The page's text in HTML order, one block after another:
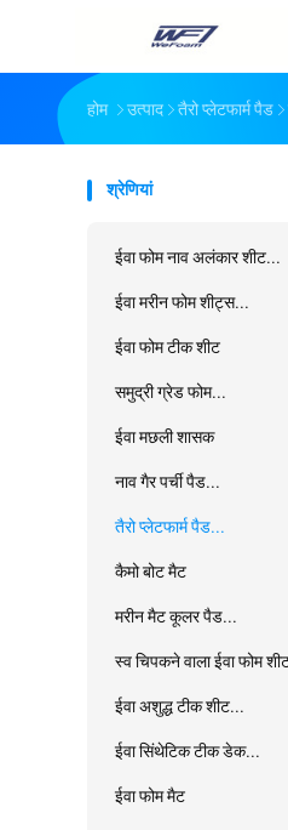
होम उत्पाद तैरो प्लेटफार्म पैड
श्रेणियां
ईवा फोम नाव अलंकार शीट...
ईवा मरीन फोम शीट्स...
ईवा फोम टीक शीट
समुद्री ग्रेड फोम...
ईवा मछली शासक
नाव गैर पर्ची पैड...
तैरो प्लेटफार्म पैड...
कैमो बोट मैट
मरीन मैट कूलर पैड...
स्व चिपकने वाला ईवा फोम
ईवा अशुद्ध टीक शीट...
ईवा सिंथेटिक टीक डेक...
ईवा फोम मैट